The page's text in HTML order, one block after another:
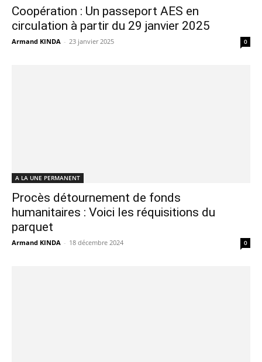
Coopération : Un passeport AES en
circulation à partir du 29 janvier 2025
Armand KINDA - 23 janvier 2025 0
A LA UNE PERMANENT
Procès détournement de fonds
humanitaires : Voici les réquisitions du
parquet
Armand KINDA - 18 décembre 2024 0